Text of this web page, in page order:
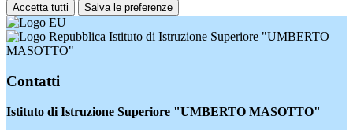
Accetta tutti Salva le preferenze
Istituto di Istruzione Superiore "UMBERTO
MASOTTO"
Contatti
Istituto di Istruzione Superiore "UMBERTO MASOTTO"